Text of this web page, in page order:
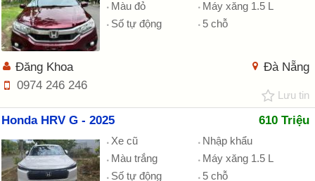
Màu đỏ
Máy xăng 1.5 L
Số tự động
5 chỗ
Đà Nẵng
Đăng Khoa
0974 246 246
Lưu tin
Honda HRV G - 2025 610 Triệu
Xe cũ
Nhập khẩu
Màu trắng
Máy xăng 1.5 L
Số tự động
5 chỗ